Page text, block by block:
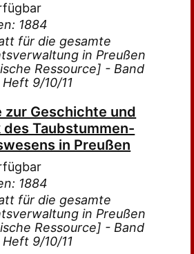
1884
für die gesamte
in Preußen
Ressource] - Band
9/10/11
zur Geschichte und
Taubstummen-
in Preußen
1884
für die gesamte
in Preußen
Ressource] - Band
9/10/11